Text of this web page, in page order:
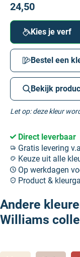
24,50
Kies je verf
Bestel een
Bekijk
Let op: deze kleur
Direct leverbaar
Gratis levering
Keuze uit alle
Op werkdagen
Product &
Andere
Williams